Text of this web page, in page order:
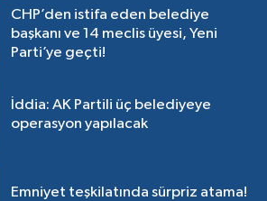
CHP’den istifa eden belediye
başkanı ve 14 meclis üyesi, Yeni
Parti’ye geçti!
İddia: AK Partili üç belediyeye
operasyon yapılacak
Emniyet teşkilatında sürpriz atama!